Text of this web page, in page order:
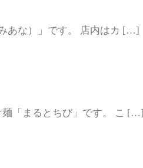
あな）」です。 店内はカ […]
麺「まるとちび」です。 こ […]